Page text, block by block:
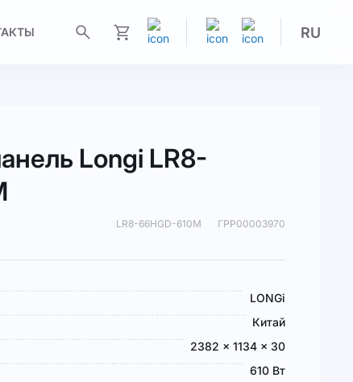
RU
Longi LR8-
LR8-66HGD-610M ГРР00003970
LONGi
Китай
2382 × 1134 × 30
610 Вт